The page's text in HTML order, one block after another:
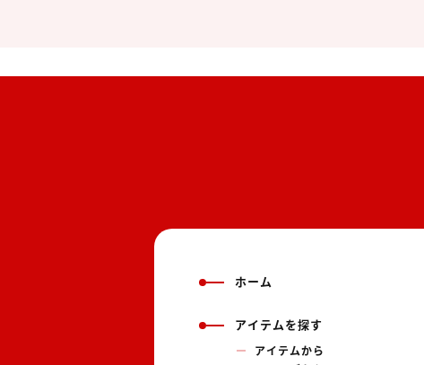
ホーム
アイテムを探す
アイテムから